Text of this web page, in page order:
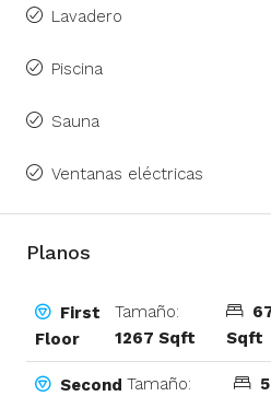
Lavadero
Piscina
Sauna
Ventanas eléctricas
Planos
First
Floor
Tamaño:
1267 Sqft
Sqft
Second Tamaño: